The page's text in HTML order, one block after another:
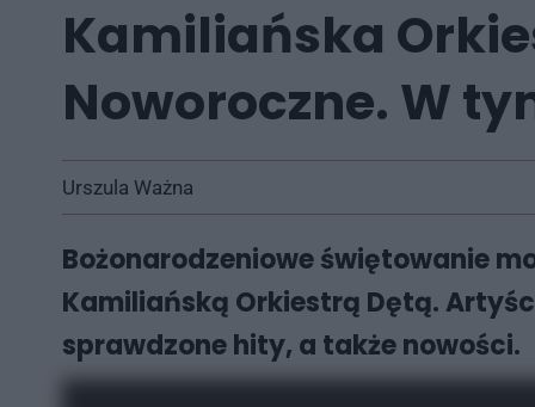
Kamiliańska
Noworoczne. W
Urszula Ważna
Bożonarodzeniowe świętowanie
Kamiliańską Orkiestrą Dętą.
sprawdzone hity, a także nowości.